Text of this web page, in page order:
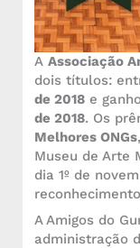
A Associação
dois títulos:
de 2018e
de 2018. Os
Melhores ONGs
Museu de Arte
dia 1º de
A Amigos do
administração